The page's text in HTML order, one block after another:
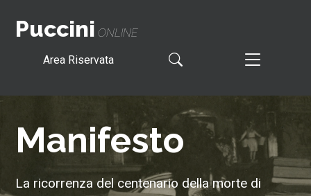
Puccini ONLINE
Area Riservata
Manifesto
La ricorrenza del centenario della morte di